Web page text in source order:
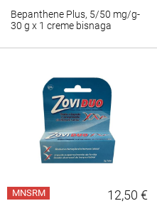
Bepanthene Plus, 5/50 mg/g-
30 g x 1 creme bisnaga
MNSRM 12,50 €